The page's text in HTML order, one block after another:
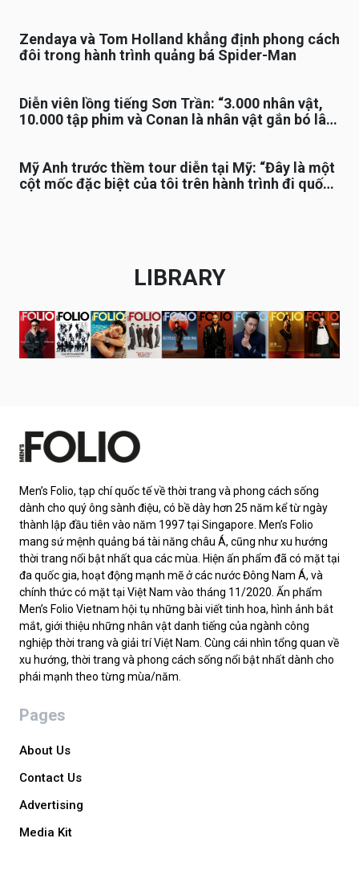
Zendaya và Tom Holland khẳng định phong cách
đôi trong hành trình quảng bá Spider-Man
Diễn viên lồng tiếng Sơn Trần: “3.000 nhân vật,
10.000 tập phim và Conan là nhân vật gắn bó lâu
Mỹ Anh trước thềm tour diễn tại Mỹ: “Đây là một
cột mốc đặc biệt của tôi trên hành trình đi quốc
LIBRARY
Men’s Folio, tạp chí quốc tế về thời trang và phong cách sống
dành cho quý ông sành điệu, có bề dày hơn 25 năm kể từ ngày
thành lập đầu tiên vào năm 1997 tại Singapore. Men’s Folio
mang sứ mệnh quảng bá tài năng châu Á, cũng như xu hướng
thời trang nổi bật nhất qua các mùa. Hiện ấn phẩm đã có mặt tại
đa quốc gia, hoạt động mạnh mẽ ở các nước Đông Nam Á, và
chính thức có mặt tại Việt Nam vào tháng 11/2020. Ấn phẩm
Men’s Folio Vietnam hội tụ những bài viết tinh hoa, hình ảnh bắt
mắt, giới thiệu những nhân vật danh tiếng của ngành công
nghiệp thời trang và giải trí Việt Nam. Cùng cái nhìn tổng quan về
xu hướng, thời trang và phong cách sống nổi bật nhất dành cho
phái mạnh theo từng mùa/năm.
Pages
About Us
Contact Us
Advertising
Media Kit